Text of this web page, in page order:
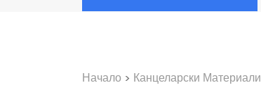
Начало > Канцеларски Материали